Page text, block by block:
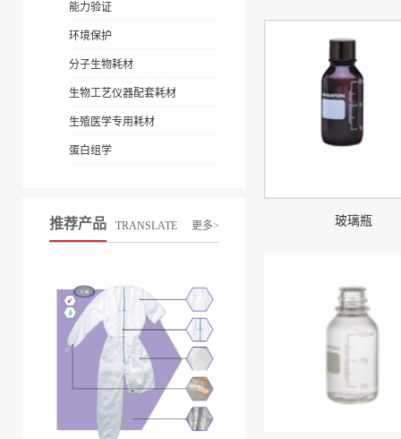
能力验证
环境保护
分子生物耗材
生物工艺仪器配套耗材
生殖医学专用耗材
蛋白组学
推荐产品 TRANSLATE 更多> 玻璃瓶